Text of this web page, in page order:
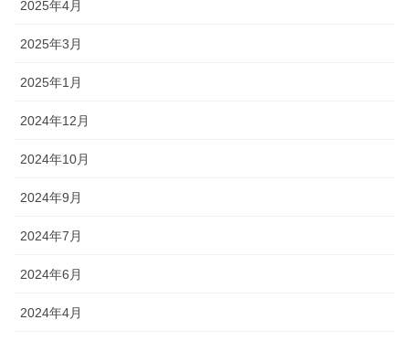
2025年4月
2025年3月
2025年1月
2024年12月
2024年10月
2024年9月
2024年7月
2024年6月
2024年4月